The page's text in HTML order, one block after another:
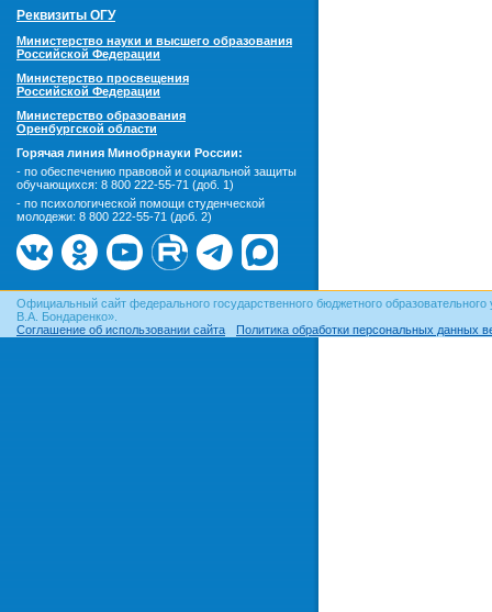
Реквизиты ОГУ
Министерство науки и высшего образования
Российской Федерации
Министерство просвещения
Российской Федерации
Министерство образования
Оренбургской области
Горячая линия Минобрнауки России:
- по обеспечению правовой и социальной защиты
обучающихся: 8 800 222-55-71 (доб. 1)
- по психологической помощи студенческой
молодежи: 8 800 222-55-71 (доб. 2)
Официальный сайт федерального государственного бюджетного
В.А. Бондаренко».
Соглашение об использовании сайта
Политика обработки персональных данных